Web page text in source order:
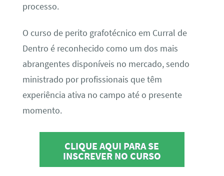
processo.
O curso de perito grafotécnico em Curral de
Dentro é reconhecido como um dos mais
abrangentes disponíveis no mercado, sendo
ministrado por profissionais que têm
experiência ativa no campo até o presente
momento.
CLIQUE AQUI PARA SE
INSCREVER NO CURSO